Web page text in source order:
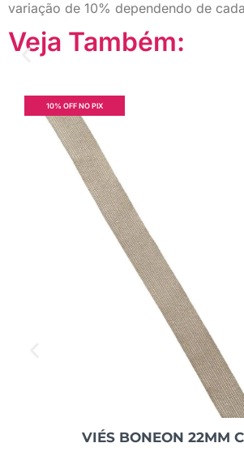
variação de 10% dependendo de
Veja Também:
10% OFF NO PIX
VIÉS BONEON 22MM